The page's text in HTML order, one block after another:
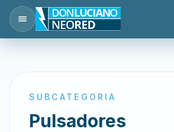
SUBCATEGORIA
Pulsadores